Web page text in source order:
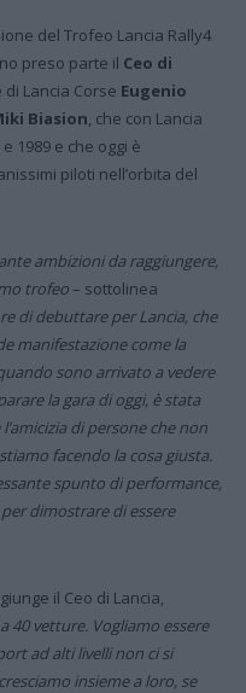
del Trofeo Lancia Rally4
preso parte il Ceo di
Lancia Corse Eugenio
Biasion, che con Lancia
1989 e che oggi è
piloti nell’orbita del
ambizioni da raggiungere,
trofeo– sottolinea
di debuttare per Lancia, che
manifestazione come la
sono arrivato a vedere
la gara di oggi, è stata
di persone che non
facendo la cosa giusta.
spunto di performance,
dimostrare di essere
il Ceo di Lancia,
40 vetture. Vogliamo essere
ad alti livelli non ci si
insieme a loro, se